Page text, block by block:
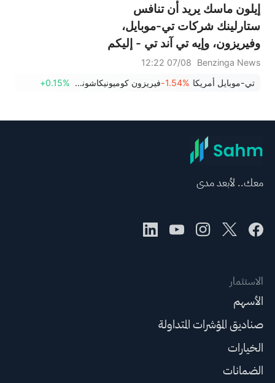
إيلون ماسك يريد أن تنافس
ستارلينك شركات تي-موبايل،
وفيريزون، وإيه تي آند تي - إليكم
السبب في أن هذا أسهل قولاً من
Benzinga News
07/08 12:22
تي-موبايل أمريكا -1.54% فيريزون كوميونيكاشونس +0.15%
معك.. لأبعد مدى
الاستثمار
الأسهم
صناديق المؤشرات المتداولة
الخيارات
الضمانات